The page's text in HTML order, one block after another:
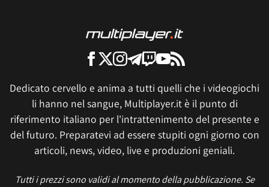
Dedicato cervello e anima a tutti quelli che i videogiochi
li hanno nel sangue, Multiplayer.it è il punto di
riferimento italiano per l'intrattenimento del presente e
del futuro. Preparatevi ad essere stupiti ogni giorno con
articoli, news, video, live e produzioni geniali.
Tutti i prezzi sono validi al momento della pubblicazione. Se